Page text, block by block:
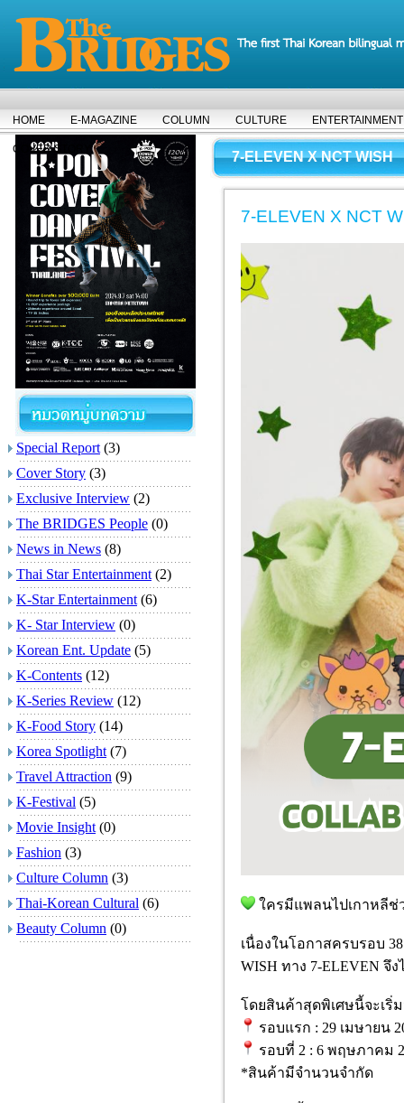
HOME E-MAGAZINE COLUMN CULTURE ENTERTAINMENT
COVER STORY
Special Report (3)
Cover Story (3)
Exclusive Interview (2)
The BRIDGES People (0)
News in News (8)
Thai Star Entertainment (2)
K-Star Entertainment (6)
K- Star Interview (0)
Korean Ent. Update (5)
K-Contents (12)
K-Series Review (12)
K-Food Story (14)
Korea Spotlight (7)
Travel Attraction (9)
K-Festival (5)
Movie Insight (0)
Fashion (3)
Culture Column (3)
Thai-Korean Cultural (6)
Beauty Column (0)
7-ELEVEN X NCT WISH
7-ELEVEN X NCT
ใครมีแพลนไปเกาหลีช่
เนื่องในโอกาสครบรอบ 38
WISH ทาง 7-ELEVEN จึ
โดยสินค้าสุดพิเศษนี้จะเริ่
รอบแรก : 29 เมษายน
รอบที่ 2 : 6 พฤษภาคม
*สินค้ามีจำนวนจำกัด